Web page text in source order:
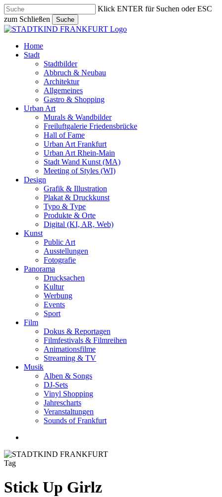
Skip
to
main
content
Klick ENTER für Suchen oder ESC
zum Schließen
Suche
Close
search
Menu
Home
Stadt
Stadtbilder
Abbruch & Neubau
Architektur
Allgemeines
Gastro & Shopping
Urban Art
Murals & Wandbilder
Freiluftgalerie Friedensbrücke
Hall of Fame
Urban Art Frankfurt
Urban Art Rhein-Main
Stadt Wand Kunst (MA)
Meeting of Styles (WI)
Design
Grafik & Illustration
Plakat & Druckkunst
Typo & Type
Produkte & Orte
Digital (KI, AR, Web)
Kunst
Public Art
Ausstellungen
Fotografie
Panorama
Drucksachen
Kultur
Werbung
Events
Sport
Film
Dokus & Reportagen
Filmfestivals & Filmreihen
Animationsfilme
Streaming & TV
Musik
Alben & Songs
DJ-Sets
Vinyl Shopping
Jahrescharts
Veranstaltungen
Sounds of Frankfurt
Tag
Stick Up Girlz